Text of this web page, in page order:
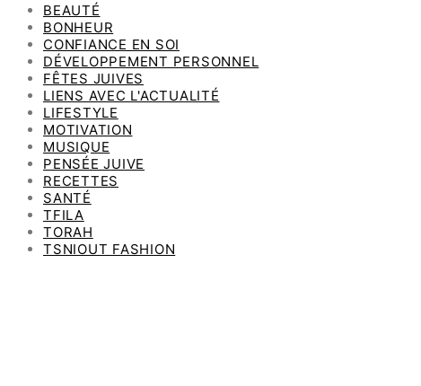
BEAUTÉ
BONHEUR
CONFIANCE EN SOI
DÉVELOPPEMENT PERSONNEL
FÊTES JUIVES
LIENS AVEC L'ACTUALITÉ
LIFESTYLE
MOTIVATION
MUSIQUE
PENSÉE JUIVE
RECETTES
SANTÉ
TFILA
TORAH
TSNIOUT FASHION